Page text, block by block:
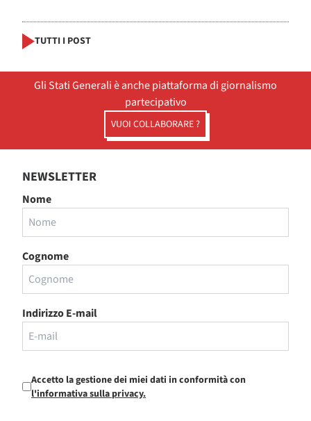
TUTTI I POST
Gli Stati Generali è anche piattaforma di giornalismo
partecipativo
VUOI COLLABORARE ?
NEWSLETTER
Nome
Cognome
Indirizzo E-mail
Accetto la gestione dei miei dati in conformità con
l'informativa sulla privacy.